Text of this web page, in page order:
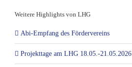
Weitere Highlights von LHG
Abi-Empfang des Fördervereins
Projekttage am LHG 18.05.-21.05.2026